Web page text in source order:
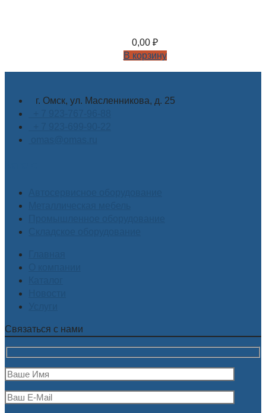
0,00 ₽
В корзину
г. Омск, ул. Масленникова, д. 25
Связаться с нами